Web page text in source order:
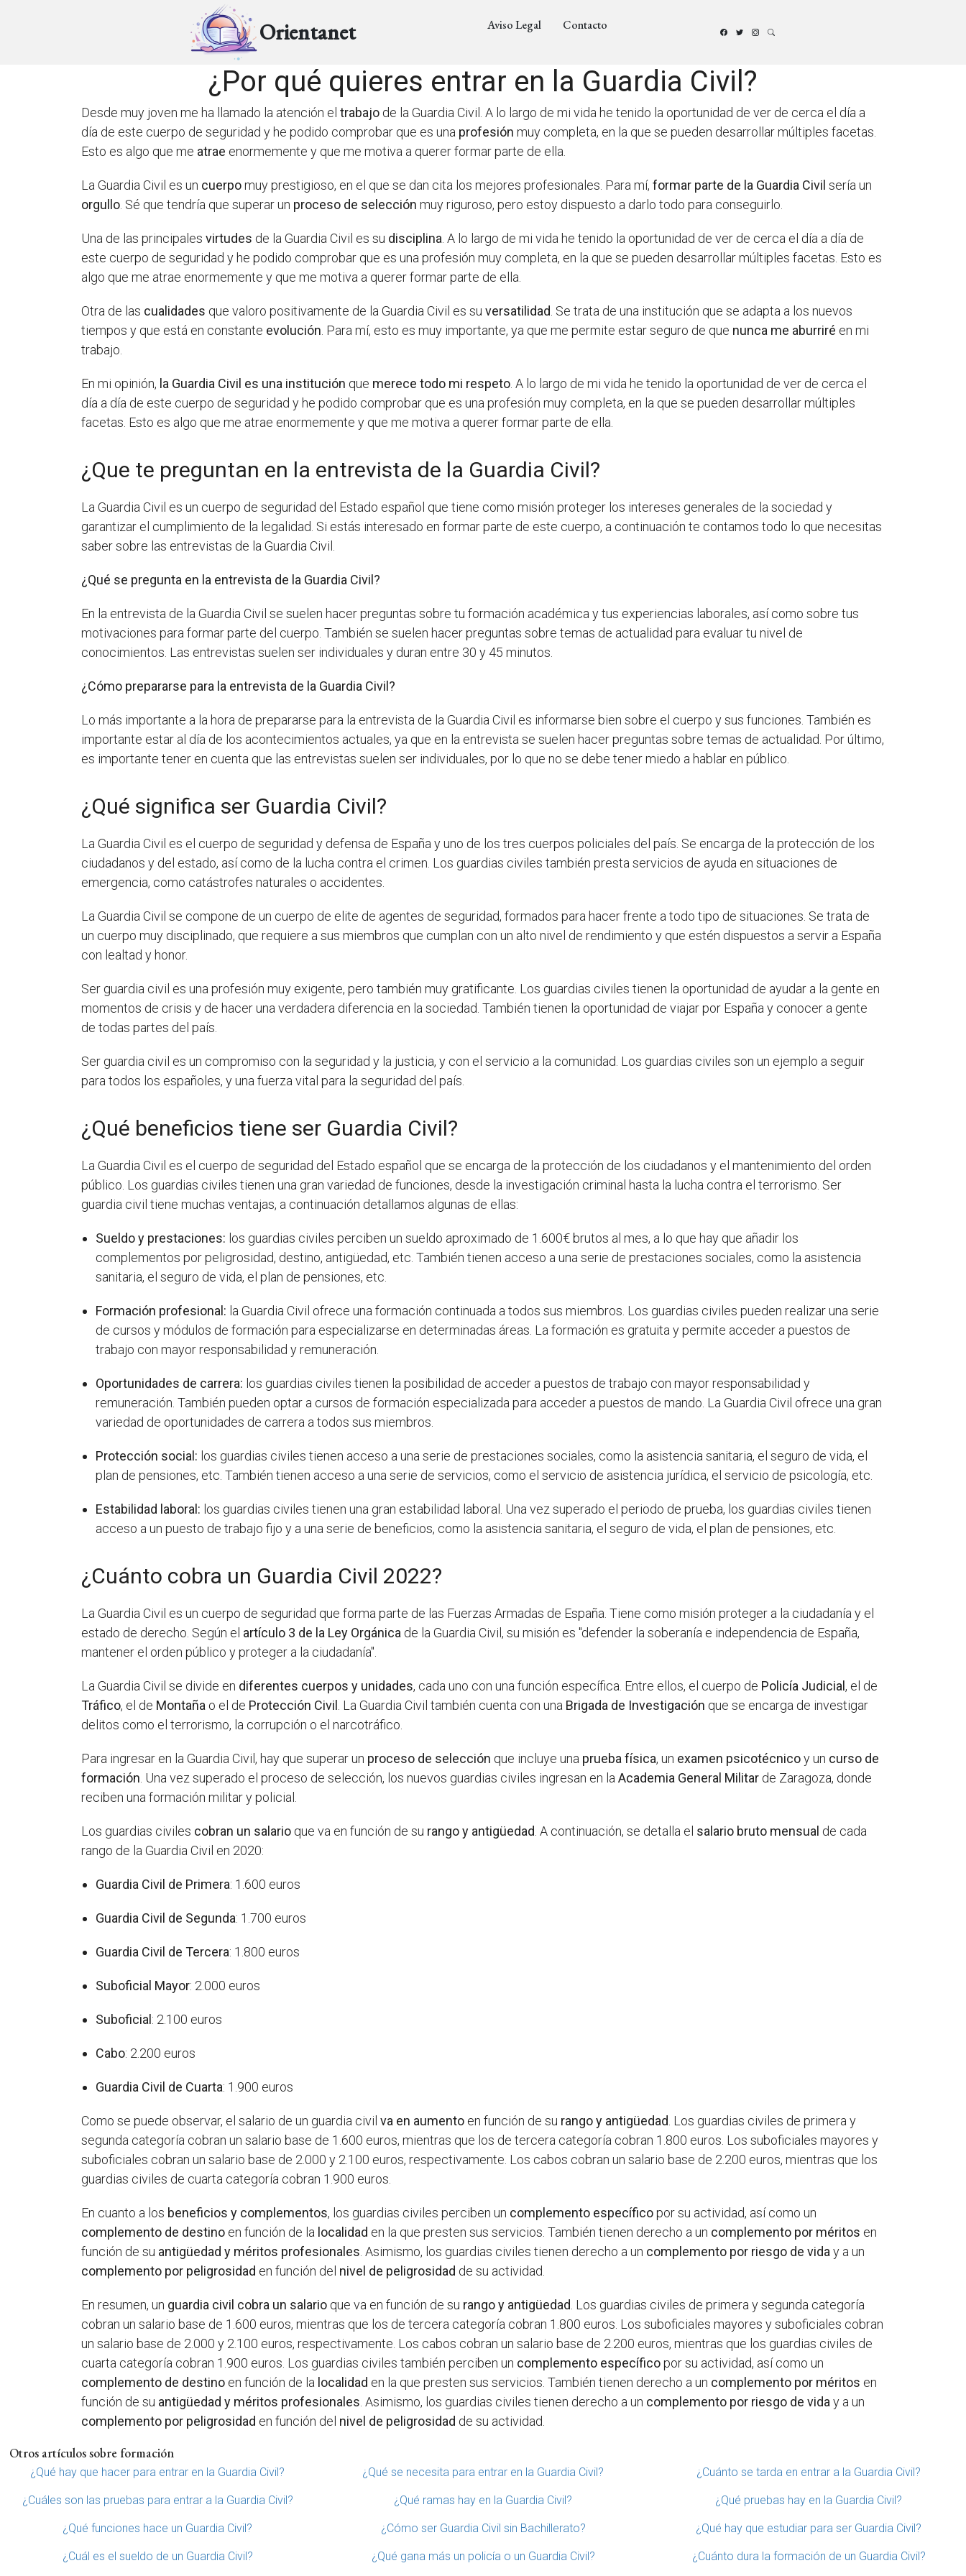
Orientanet Aviso Legal Contacto
¿Por qué quieres entrar en la Guardia Civil?
Desde muy joven me ha llamado la atención eltrabajo de la Guardia Civil. A lo largo de mi vida he tenido la oportunidad de ver de cerca el día a
día de este cuerpo de seguridad y he podido comprobar que es una profesión muy completa, en la que se pueden desarrollar múltiples facetas.
Esto es algo que me atrae enormemente y que me motiva a querer formar parte de ella.
La Guardia Civil es un cuerpomuy prestigioso, en el que se dan cita los mejores profesionales. Para mí,formar parte de la Guardia Civil sería un
orgullo . Sé que tendría que superar un proceso de selección muy riguroso, pero estoy dispuesto a darlo todo para conseguirlo.
Una de las principalesvirtudes de la Guardia Civil es su disciplina . A lo largo de mi vida he tenido la oportunidad de ver de cerca el día a día de
este cuerpo de seguridad y he podido comprobar que es una profesión muy completa, en la que se pueden desarrollar múltiples facetas. Esto es
algo que me atrae enormemente y que me motiva a querer formar parte de ella.
Otra de las cualidades que valoro positivamente de la Guardia Civil es suversatilidad . Se trata de una institución que se adapta a los nuevos
tiempos y que está en constante evolución . Para mí, esto es muy importante, ya que me permite estar seguro de que nunca me aburriré en mi
trabajo.
En mi opinión, la Guardia Civil es una institución que merece todo mi respeto . A lo largo de mi vida he tenido la oportunidad de ver de cerca el
día a día de este cuerpo de seguridad y he podido comprobar que es una profesión muy completa, en la que se pueden desarrollar múltiples
facetas. Esto es algo que me atrae enormemente y que me motiva a querer formar parte de ella.
¿Que te preguntan en la entrevista de la Guardia Civil?
La Guardia Civil es un cuerpo de seguridad del Estado español que tiene como misión proteger los intereses generales de la sociedad y
garantizar el cumplimiento de la legalidad. Si estás interesado en formar parte de este cuerpo, a continuación te contamos todo lo que necesitas
saber sobre las entrevistas de la Guardia Civil.
¿Qué se pregunta en la entrevista de la Guardia Civil?
En la entrevista de la Guardia Civil se suelen hacer preguntas sobre tu formación académica y tus experiencias laborales, así como sobre tus
motivaciones para formar parte del cuerpo. También se suelen hacer preguntas sobre temas de actualidad para evaluar tu nivel de
conocimientos. Las entrevistas suelen ser individuales y duran entre 30 y 45 minutos.
¿Cómo prepararse para la entrevista de la Guardia Civil?
Lo más importante a la hora de prepararse para la entrevista de la Guardia Civil es informarse bien sobre el cuerpo y sus funciones. También es
importante estar al día de los acontecimientos actuales, ya que en la entrevista se suelen hacer preguntas sobre temas de actualidad. Por último,
es importante tener en cuenta que las entrevistas suelen ser individuales, por lo que no se debe tener miedo a hablar en público.
¿Qué significa ser Guardia Civil?
La Guardia Civil es el cuerpo de seguridad y defensa de España y uno de los tres cuerpos policiales del país. Se encarga de la protección de los
ciudadanos y del estado, así como de la lucha contra el crimen. Los guardias civiles también presta servicios de ayuda en situaciones de
emergencia, como catástrofes naturales o accidentes.
La Guardia Civil se compone de un cuerpo de elite de agentes de seguridad, formados para hacer frente a todo tipo de situaciones. Se trata de
un cuerpo muy disciplinado, que requiere a sus miembros que cumplan con un alto nivel de rendimiento y que estén dispuestos a servir a España
con lealtad y honor.
Ser guardia civil es una profesión muy exigente, pero también muy gratificante. Los guardias civiles tienen la oportunidad de ayudar a la gente en
momentos de crisis y de hacer una verdadera diferencia en la sociedad. También tienen la oportunidad de viajar por España y conocer a gente
de todas partes del país.
Ser guardia civil es un compromiso con la seguridad y la justicia, y con el servicio a la comunidad. Los guardias civiles son un ejemplo a seguir
para todos los españoles, y una fuerza vital para la seguridad del país.
¿Qué beneficios tiene ser Guardia Civil?
La Guardia Civil es el cuerpo de seguridad del Estado español que se encarga de la protección de los ciudadanos y el mantenimiento del orden
público. Los guardias civiles tienen una gran variedad de funciones, desde la investigación criminal hasta la lucha contra el terrorismo. Ser
guardia civil tiene muchas ventajas, a continuación detallamos algunas de ellas:
Sueldo y prestaciones: los guardias civiles perciben un sueldo aproximado de 1.600€ brutos al mes, a lo que hay que añadir los
complementos por peligrosidad, destino, antigüedad, etc. También tienen acceso a una serie de prestaciones sociales, como la asistencia
sanitaria, el seguro de vida, el plan de pensiones, etc.
Formación profesional: la Guardia Civil ofrece una formación continuada a todos sus miembros. Los guardias civiles pueden realizar una serie
de cursos y módulos de formación para especializarse en determinadas áreas. La formación es gratuita y permite acceder a puestos de
trabajo con mayor responsabilidad y remuneración.
Oportunidades de carrera: los guardias civiles tienen la posibilidad de acceder a puestos de trabajo con mayor responsabilidad y
remuneración. También pueden optar a cursos de formación especializada para acceder a puestos de mando. La Guardia Civil ofrece una gran
variedad de oportunidades de carrera a todos sus miembros.
Protección social: los guardias civiles tienen acceso a una serie de prestaciones sociales, como la asistencia sanitaria, el seguro de vida, el
plan de pensiones, etc. También tienen acceso a una serie de servicios, como el servicio de asistencia jurídica, el servicio de psicología, etc.
Estabilidad laboral: los guardias civiles tienen una gran estabilidad laboral. Una vez superado el periodo de prueba, los guardias civiles tienen
acceso a un puesto de trabajo fijo y a una serie de beneficios, como la asistencia sanitaria, el seguro de vida, el plan de pensiones, etc.
¿Cuánto cobra un Guardia Civil 2022?
La Guardia Civil es un cuerpo de seguridad que forma parte de las Fuerzas Armadas de España. Tiene como misión proteger a la ciudadanía y el
estado de derecho. Según el artículo 3 de la Ley Orgánica de la Guardia Civil, su misión es "defender la soberanía e independencia de España,
mantener el orden público y proteger a la ciudadanía".
La Guardia Civil se divide en diferentes cuerpos y unidades, cada uno con una función específica. Entre ellos, el cuerpo de Policía Judicial, el de
Tráfico, el de Montaña o el de Protección Civil . La Guardia Civil también cuenta con una Brigada de Investigación que se encarga de investigar
delitos como el terrorismo, la corrupción o el narcotráfico.
Para ingresar en la Guardia Civil, hay que superar un proceso de selección que incluye una prueba física, un examen psicotécnicoy un curso de
formación . Una vez superado el proceso de selección, los nuevos guardias civiles ingresan en laAcademia General Militar de Zaragoza, donde
reciben una formación militar y policial.
Los guardias civiles cobran un salario que va en función de su rango y antigüedad . A continuación, se detalla el salario bruto mensual de cada
rango de la Guardia Civil en 2020:
Guardia Civil de Primera: 1.600 euros
Guardia Civil de Segunda: 1.700 euros
Guardia Civil de Tercera: 1.800 euros
Suboficial Mayor: 2.000 euros
Suboficial : 2.100 euros
Cabo: 2.200 euros
Guardia Civil de Cuarta: 1.900 euros
Como se puede observar, el salario de un guardia civilva en aumento en función de su rango y antigüedad . Los guardias civiles de primera y
segunda categoría cobran un salario base de 1.600 euros, mientras que los de tercera categoría cobran 1.800 euros. Los suboficiales mayores y
suboficiales cobran un salario base de 2.000 y 2.100 euros, respectivamente. Los cabos cobran un salario base de 2.200 euros, mientras que los
guardias civiles de cuarta categoría cobran 1.900 euros.
En cuanto a los beneficios y complementos, los guardias civiles perciben un complemento específicopor su actividad, así como un
complemento de destino en función de la localidad en la que presten sus servicios. También tienen derecho a un complemento por méritos en
función de su antigüedad y méritos profesionales . Asimismo, los guardias civiles tienen derecho a un complemento por riesgo de vida y a un
complemento por peligrosidad en función del nivel de peligrosidad de su actividad.
En resumen, un guardia civil cobra un salario que va en función de su rango y antigüedad . Los guardias civiles de primera y segunda categoría
cobran un salario base de 1.600 euros, mientras que los de tercera categoría cobran 1.800 euros. Los suboficiales mayores y suboficiales cobran
un salario base de 2.000 y 2.100 euros, respectivamente. Los cabos cobran un salario base de 2.200 euros, mientras que los guardias civiles de
cuarta categoría cobran 1.900 euros. Los guardias civiles también perciben un complemento específicopor su actividad, así como un
complemento de destino en función de la localidad en la que presten sus servicios. También tienen derecho a un complemento por méritos en
función de su antigüedad y méritos profesionales . Asimismo, los guardias civiles tienen derecho a un complemento por riesgo de vida y a un
complemento por peligrosidad en función del nivel de peligrosidad de su actividad.
Otros artículos sobre formación
¿Qué hay que hacer para entrar en la Guardia Civil? ¿Qué se necesita para entrar en la Guardia Civil? ¿Cuánto se tarda en entrar a la Guardia Civil?
¿Cuáles son las pruebas para entrar a la Guardia Civil? ¿Qué ramas hay en la Guardia Civil? ¿Qué pruebas hay en la Guardia Civil?
¿Qué funciones hace un Guardia Civil? ¿Cómo ser Guardia Civil sin Bachillerato? ¿Qué hay que estudiar para ser Guardia Civil?
¿Cuál es el sueldo de un Guardia Civil? ¿Qué gana más un policía o un Guardia Civil? ¿Cuánto dura la formación de un Guardia Civil?